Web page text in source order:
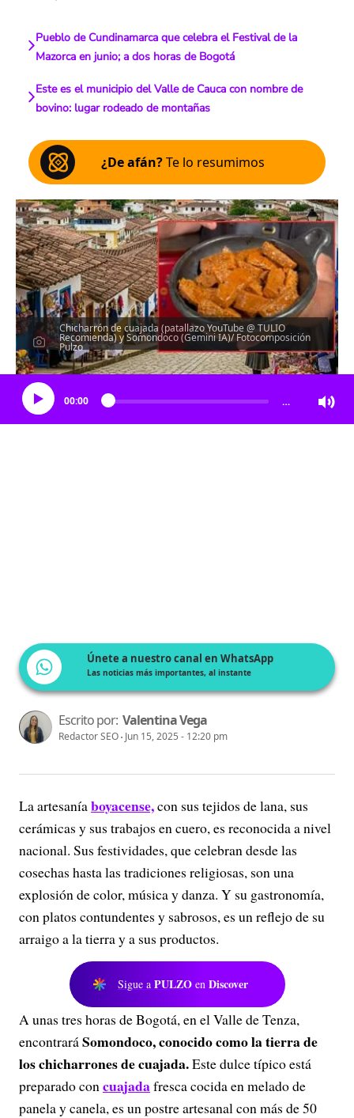
Pueblo de Cundinamarca que celebra el Festival de la
Mazorca en junio; a dos horas de Bogotá
Este es el municipio del Valle de Cauca con nombre de
bovino: lugar rodeado de montañas
¿De afán?Te lo resumimos
Chicharrón de cuajada (patallazo YouTube @ TULIO
Recomienda) y Somondoco (Gemini IA)/ Fotocomposición
Pulzo
Escucha el artículo
00:00 …
Únete a nuestro canal en WhatsApp
Las noticias más importantes, al instante
Escrito por: Valentina Vega
Redactor SEO Jun 15, 2025 - 12:20 pm
La artesaníaboyacense,con sus tejidos de lana, sus
cerámicas y sus trabajos en cuero, es reconocida a nivel
nacional. Sus festividades, que celebran desde las
cosechas hasta las tradiciones religiosas, son una
explosión de color, música y danza. Y su gastronomía,
con platos contundentes y sabrosos, es un reflejo de su
arraigo a la tierra y a sus productos.
Sigue a PULZO en Discover
A unas tres horas de Bogotá, en el Valle de Tenza,
encontraráSomondoco, conocido como la tierra de
los chicharrones de cuajada.Este dulce típico está
preparado concuajadafresca cocida en melado de
panela y canela, es un postre artesanal con más de 50